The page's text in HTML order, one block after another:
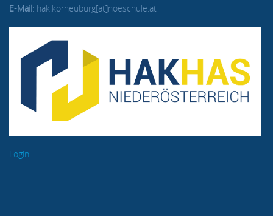
E-Mail: hak.korneuburg[at]noeschule.at
Login